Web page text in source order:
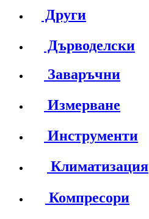
Други
Дърводелски
Заваръчни
Измерване
Инструменти
Климатизация
Компресори